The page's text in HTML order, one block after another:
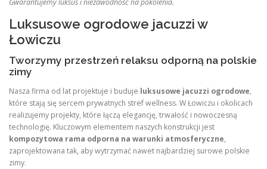
Gwarantujemy luksus i niezawodność na pokolenia.
Luksusowe ogrodowe jacuzzi w
Łowiczu
Tworzymy przestrzeń relaksu odporną na polskie
zimy
Nasza firma od lat projektuje i buduje luksusowe jacuzzi ogrodowe,
które stają się sercem prywatnych stref wellness. W Łowiczu i okolicach
realizujemy projekty, które łączą elegancję, trwałość i nowoczesną
technologię. Kluczowym elementem naszych konstrukcji jest
kompozytowa rama odporna na warunki atmosferyczne,
zaprojektowana tak, aby wytrzymać nawet najbardziej surowe polskie
zimy.